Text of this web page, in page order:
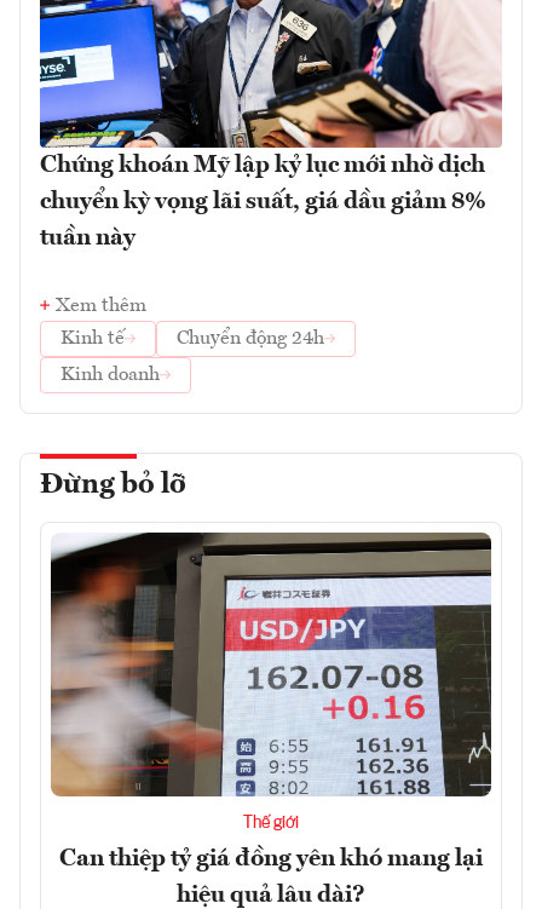
Chứng khoán Mỹ lập kỷ lục mới nhờ dịch
chuyển kỳ vọng lãi suất, giá dầu giảm 8%
tuần này
Xem thêm
Kinh tế
Chuyển động 24h
Kinh doanh
Đừng bỏ lỡ
Thế giới
Can thiệp tỷ giá đồng yên khó mang lại
hiệu quả lâu dài?